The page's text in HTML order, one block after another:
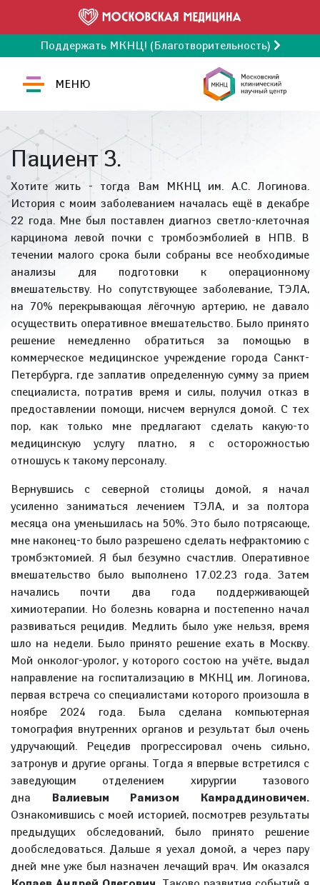
Поддержать МКНЦ! (Благотворительность)
МЕНЮ
Пациент З.
Хотите жить - тогда Вам МКНЦ им. А.С. Логинова.
История с моим заболеванием началась ещё в декабре
22 года. Мне был поставлен диагноз светло-клеточная
карцинома левой почки с тромбоэмболией в НПВ. В
течении малого срока были собраны все необходимые
анализы для подготовки к операционному
вмешательству. Но сопутствующее заболевание, ТЭЛА,
на 70% перекрывающая лёгочную артерию, не давало
осуществить оперативное вмешательство. Было принято
решение немедленно обратиться за помощью в
коммерческое медицинское учреждение города Санкт-
Петербурга, где заплатив определенную сумму за прием
специалиста, потратив время и силы, получил отказ в
предоставлении помощи, нисчем вернулся домой. С тех
пор, как только мне предлагают сделать какую-то
медицинскую услугу платно, я с осторожностью
отношусь к такому персоналу.
Вернувшись с северной столицы домой, я начал
усиленно заниматься лечением ТЭЛА, и за полтора
месяца она уменьшилась на 50%. Это было потрясающе,
мне наконец-то было разрешено сделать нефрактомию с
тромбэктомией. Я был безумно счастлив. Оперативное
вмешательство было выполнено 17.02.23 года. Затем
начались почти два года поддерживающей
химиотерапии. Но болезнь коварна и постепенно начал
развиваться рецидив. Медлить было уже нельзя, время
шло на недели. Было принято решение ехать в Москву.
Мой онколог-уролог, у которого состою на учёте, выдал
направление на госпитализацию в МКНЦ им. Логинова,
первая встреча со специалистами которого произошла в
ноябре 2024 года. Была сделана компьютерная
томография внутренних органов и результат был очень
удручающий. Рецедив прогрессировал очень сильно,
затронув и другие органы. Тогда я впервые встретился с
заведующим отделением хирургии тазового
дна
Валиевым Рамизом Камраддиновичем.
Ознакомившись с моей историей, посмотрев результаты
предыдущих обследований, было принято решение
дообследоваться. Дальше я уехал домой, а через пару
дней мне уже был назначен лечащий врач. Им оказался